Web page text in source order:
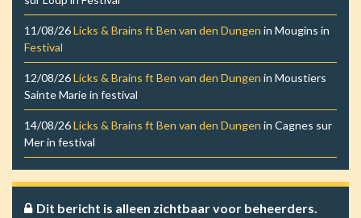
11/08/26Licks & Brains ft Ben van den Dungen in Mougins in
Festival
12/08/26Licks & Brains ft Ben van den Dungen in Moustiers
Sainte Mariein festival
14/08/26Licks & Brains ft Ben van den Dungen in Cagnes sur
Merin festival
Dit bericht is alleen zichtbaar voor beheerders.